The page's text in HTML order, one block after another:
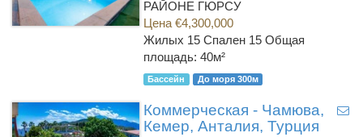
РАЙОНЕ ГЮРСУ
Цена €4,300,000
Жилых 15 Спален 15 Общая
площадь: 40м²
Бассейн До моря 300м
Коммерческая - Чамюва,
Кемер, Анталия, Турция